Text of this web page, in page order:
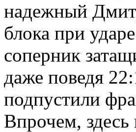
надежный
блока при
соперник
даже поведя
подпустили
Впрочем, здесь